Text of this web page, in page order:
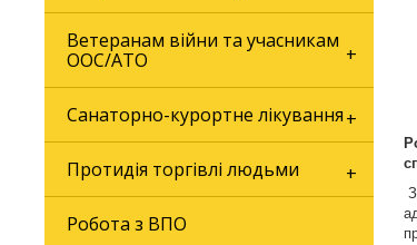
Ветеранам війни та учасникам
ООС/АТО
Санаторно-курортне лікування
Протидія торгівлі людьми
Робота з ВПО